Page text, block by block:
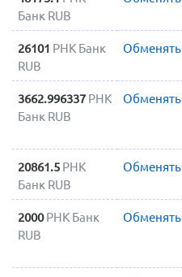
Банк RUB
26101 РНК Банк
RUB
Обменять
3662.996337 РНК
Банк RUB
Обменять
20861.5 РНК
Банк RUB
Обменять
2000 РНК Банк
RUB
Обменять